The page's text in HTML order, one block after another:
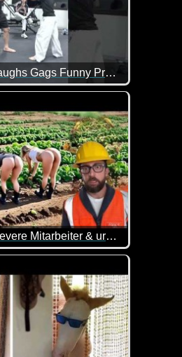
Best Trends Laughs Gags Funny Prank fail. Bromas Divertido Risas Chistes. Lachen 000185 #shorts
Unglaublich clevere Mitarbeiter & urkomische Pannen
Mischung aus cleveren